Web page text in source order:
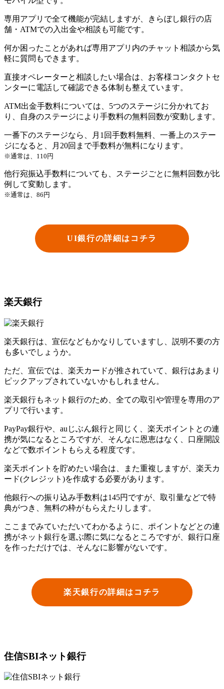
専用アプリで全て機能が完結しますが、きらぼし銀行の店
舗・ATMでの入出金や相談も可能です。
何か困ったことがあれば専用アプリ内のチャット相談から気
軽に質問もできます。
直接オペレーターと相談したい場合は、お客様コンタクトセ
ンターに電話して確認できる体制も整えています。
ATM出金手数料については、5つのステージに分かれてお
り、自身のステージにより手数料の無料回数が変動します。
一番下のステージなら、月1回手数料無料、一番上のステー
ジになると、月20回まで手数料が無料になります。
※通常は、110円
他行宛振込手数料についても、ステージごとに無料回数が比
例して変動します。
※通常は、86円
UI銀行の詳細はコチラ
楽天銀行
楽天銀行は、宣伝などもかなりしていますし、説明不要の方
も多いでしょうか。
ただ、宣伝では、楽天カードが推されていて、銀行はあまり
ピックアップされていないかもしれません。
楽天銀行もネット銀行のため、全ての取引や管理を専用のア
プリで行います。
PayPay銀行や、auじぶん銀行と同じく、楽天ポイントとの連
携が気になるところですが、そんなに恩恵はなく、口座開設
などで数ポイントもらえる程度です。
楽天ポイントを貯めたい場合は、また重複しますが、楽天カ
ード(クレジット)を作成する必要があります。
他銀行への振り込み手数料は145円ですが、取引量などで特
典がつき、無料の枠がもらえたりします。
ここまでみていただいてわかるように、ポイントなどとの連
携がネット銀行を選ぶ際に気になるところですが、銀行口座
を作っただけでは、そんなに影響がないです。
楽天銀行の詳細はコチラ
住信SBIネット銀行